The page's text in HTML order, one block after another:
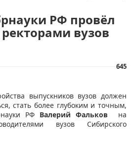
РФ провёл
вузов
645
выпускников вузов должен
стать более глубоким и точным,
РФ Валерий Фальков на
вузов Сибирского